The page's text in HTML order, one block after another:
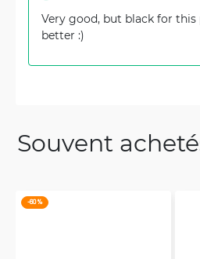
Very good, but black for
better :)
Souvent
-60 %